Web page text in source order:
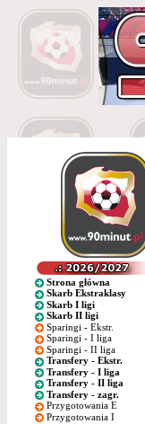
Strona główna
Skarb Ekstraklasy
Skarb I ligi
Skarb II ligi
Sparingi - Ekstr.
Sparingi - I liga
Sparingi - II liga
Transfery - Ekstr.
Transfery - I liga
Transfery - II liga
Transfery - zagr.
Przygotowania E
Przygotowania I